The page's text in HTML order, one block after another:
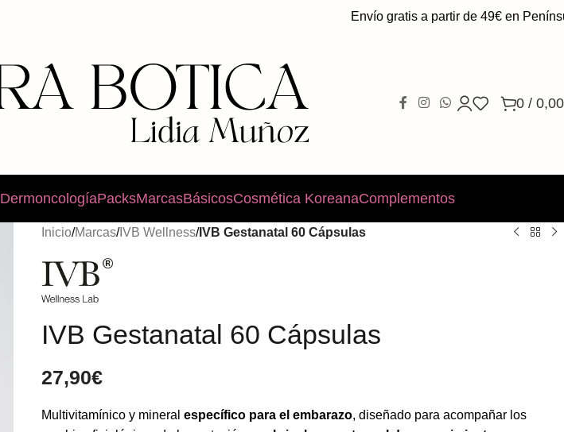
Envío gratis a partir de 49€ en Península.
0 / 0,00
DermoncologíaPacksMarcasBásicosCosmética KoreanaComplementos
Inicio/Marcas/IVB Wellness/IVB Gestanatal 60 Cápsulas
IVB Gestanatal 60 Cápsulas
27,90€
Multivitamínico y mineral específico para el embarazo, diseñado para acompañar los